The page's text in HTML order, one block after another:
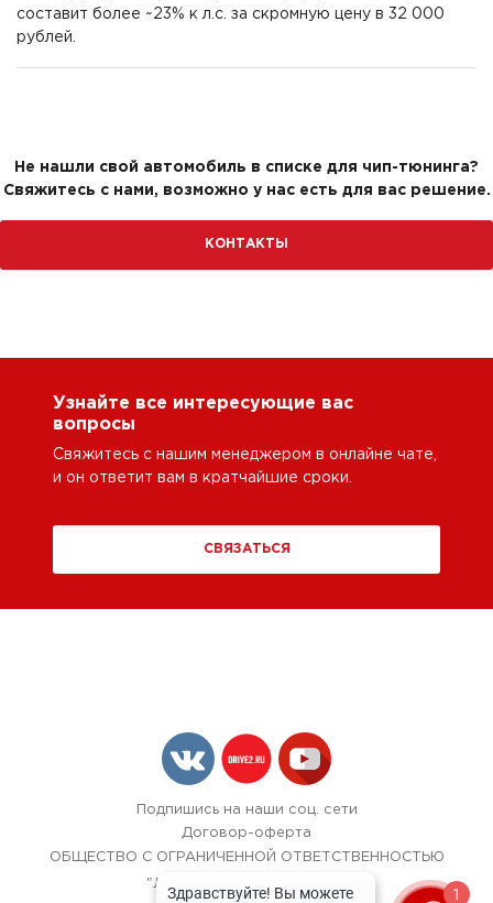
составит более ~23% к л.с. за скромную цену в 32 000
рублей.
Не нашли свой автомобиль в списке для чип-тюнинга?
Свяжитесь с нами, возможно у нас есть для вас решение.
КОНТАКТЫ
Узнайте все интересующие вас
вопросы
Свяжитесь с нашим менеджером в онлайне чате,
и он ответит вам в кратчайшие сроки.
СВЯЗАТЬСЯ
Подпишись на наши соц. сети
Договор-оферта
ОБЩЕСТВО С ОГРАНИЧЕННОЙ ОТВЕТСТВЕННОСТЬЮ
"ЛОК БОКС АВТОСЕРВИС",
1